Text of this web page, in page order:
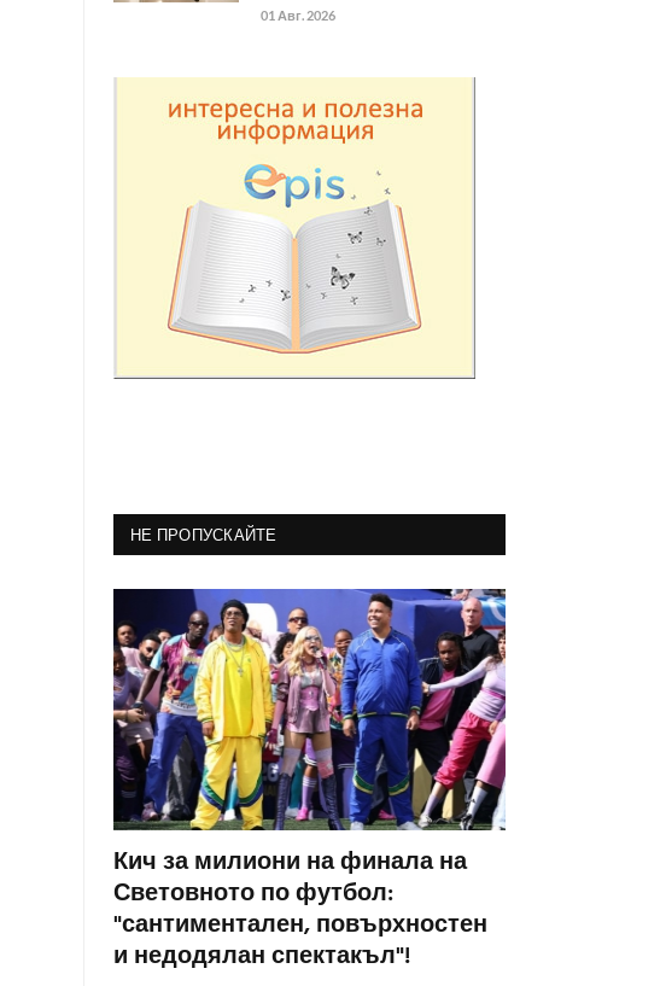
01 Авг. 2026
НЕ ПРОПУСКАЙТЕ
Кич за милиони на финала на
Световното по футбол:
"сантиментален, повърхностен
и недодялан спектакъл"!